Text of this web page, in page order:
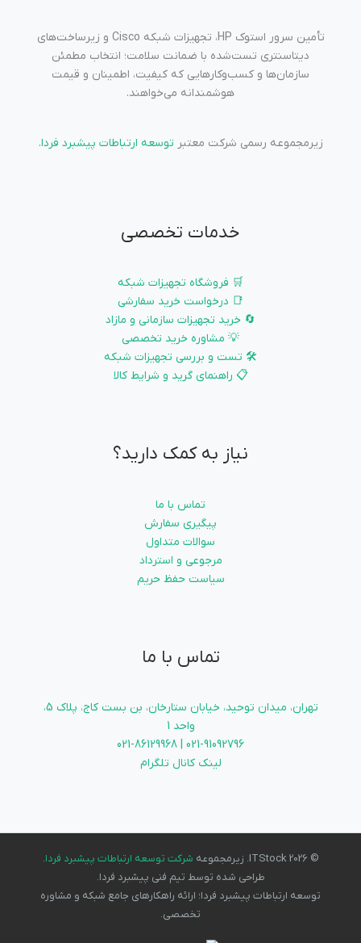
تأمین سرور استوک HP، تجهیزات شبکه Cisco و زیرساخت‌های
دیتاسنتری تست‌شده با ضمانت سلامت؛ انتخاب مطمئن
سازمان‌ها و کسب‌وکارهایی که کیفیت، اطمینان و قیمت
هوشمندانه می‌خواهند.
زیرمجموعه رسمی شرکت معتبر توسعه ارتباطات پیشبرد فردا.
خدمات تخصصی
🛒 فروشگاه تجهیزات شبکه
📑 درخواست خرید سفارشی
🔄 خرید تجهیزات سازمانی و مازاد
💡 مشاوره خرید تخصصی
🛠️ تست و بررسی تجهیزات شبکه
📋 راهنمای گرید و شرایط کالا
نیاز به کمک دارید؟
تماس با ما
پیگیری سفارش
سوالات متداول
مرجوعی و استرداد
سیاست حفظ حریم
تماس با ما
تهران، میدان توحید، خیابان ستارخان، بن بست کاج، پلاک 5،
واحد 1
021-91092796 | 021-86129968
لینک کانال تلگرام
© 2026 ITStock. زیرمجموعه شرکت توسعه ارتباطات پیشبرد فردا.
طراحی شده توسط تیم فنی پیشبرد فردا.
توسعه ارتباطات پیشبرد فردا؛ ارائه راهکارهای جامع شبکه و مشاوره
تخصصی.